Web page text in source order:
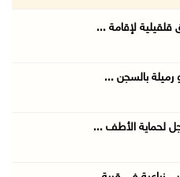
لإقامة ...
رميلة بالسجن ...
لحماية الأطف ...